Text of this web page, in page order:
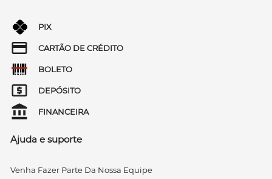
PIX
CARTÃO DE CRÉDITO
BOLETO
DEPÓSITO
FINANCEIRA
Ajuda e suporte
Venha Fazer Parte Da Nossa Equipe